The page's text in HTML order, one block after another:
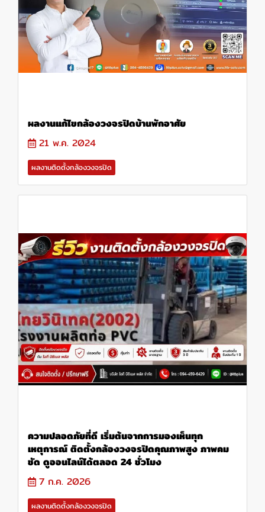
ผลงานแก้ไขกล้องวงจรปิดบ้านพักอาศัย
21 พ.ค. 2024
ผลงานติดตั้งกล้องวงจรปิด
ความปลอดภัยที่ดี เริ่มต้นจากการมองเห็นทุก
เหตุการณ์ ติดตั้งกล้องวงจรปิดคุณภาพสูง ภาพคม
ชัด ดูออนไลน์ได้ตลอด 24 ชั่วโมง
7 ก.ค. 2026
ผลงานติดตั้งกล้องวงจรปิด